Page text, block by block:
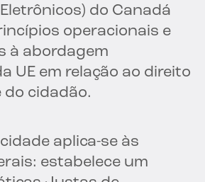
do Canadá
operacionais e
à abordagem
UE em relação ao direito
do cidadão.
aplica-se às
estabelece um